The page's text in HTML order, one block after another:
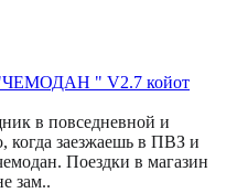
"ЧЕМОДАН " V2.7 койот
в повседневной и
когда заезжаешь в ПВЗ и
Поездки в магазин
зам..